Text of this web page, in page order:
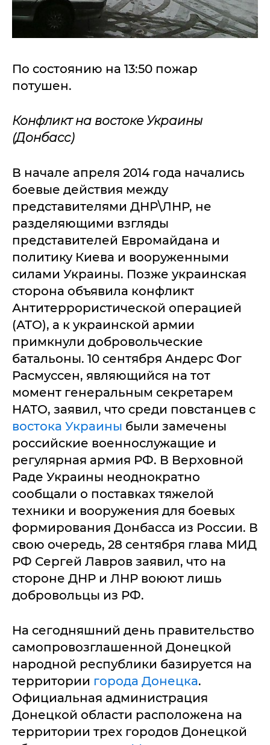
По состоянию на 13:50 пожар
потушен.
Конфликт на востоке Украины
(Донбасс)
В начале апреля 2014 года начались
боевые действия между
представителями ДНР\ЛНР, не
разделяющими взгляды
представителей Евромайдана и
политику Киева и вооруженными
силами Украины. Позже украинская
сторона объявила конфликт
Антитеррористической операцией
(АТО), а к украинской армии
примкнули добровольческие
батальоны. 10 сентября Андерс Фог
Расмуссен, являющийся на тот
момент генеральным секретарем
НАТО, заявил, что среди повстанцев с
востока Украины были замечены
российские военнослужащие и
регулярная армия РФ. В Верховной
Раде Украины неоднократно
сообщали о поставках тяжелой
техники и вооружения для боевых
формирования Донбасса из России. В
свою очередь, 28 сентября глава МИД
РФ Сергей Лавров заявил, что на
стороне ДНР и ЛНР воюют лишь
добровольцы из РФ.
На сегодняшний день правительство
самопровозглашенной Донецкой
народной республики базируется на
территории города Донецка.
Официальная администрация
Донецкой области расположена на
территории трех городов Донецкой